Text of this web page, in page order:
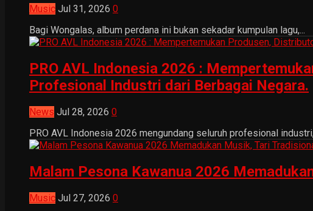
Music Jul 31, 2026 0
Bagi Wongalas, album perdana ini bukan sekadar kumpulan lagu,...
PRO AVL Indonesia 2026 :
Profesional Industri dari Berbagai Negara.
News Jul 28, 2026 0
PRO AVL Indonesia 2026 mengundang seluruh profesional
Malam Pesona Kawanua 2026
Music Jul 27, 2026 0